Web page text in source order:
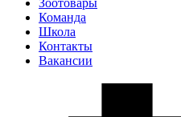
Зоотовары
Команда
Школа
Контакты
Вакансии